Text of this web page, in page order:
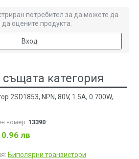
потребител за да можете да
оцените продукта.
Вход
категория
2SD1853, NPN, 80V, 1.5A, 0.700W,
номер: 13390
0.96 лв
Биполярни транзистори